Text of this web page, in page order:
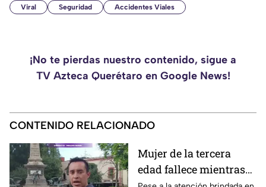
Viral Seguridad Accidentes Viales
¡No te pierdas nuestro contenido, sigue a
TV Azteca Querétaro en Google News!
CONTENIDO RELACIONADO
Mujer de la tercera
edad fallece mientras